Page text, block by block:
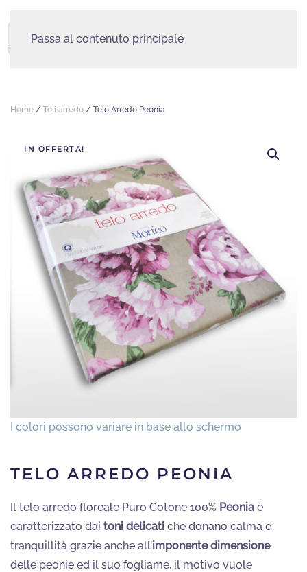
Passa al contenuto principale
Home / Teli arredo / Telo Arredo Peonia
IN OFFERTA!
TELO ARREDO PEONIA
Il telo arredo floreale Puro Cotone 100% Peonia è
caratterizzato dai toni delicati che donano calma e
tranquillità grazie anche all’imponente dimensione
delle peonie ed il suo fogliame, il motivo vuole